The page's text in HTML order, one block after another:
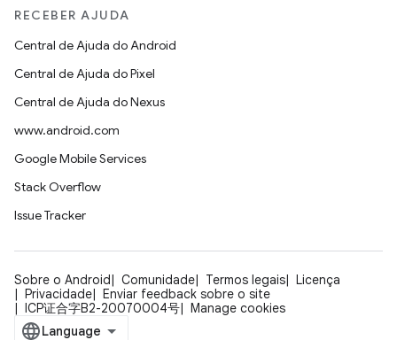
RECEBER AJUDA
Central de Ajuda do Android
Central de Ajuda do Pixel
Central de Ajuda do Nexus
www.android.com
Google Mobile Services
Stack Overflow
Issue Tracker
Sobre o Android Comunidade Termos legais
Licença
Privacidade
Enviar feedback sobre o site
ICP证合字B2-20070004号
Manage cookies